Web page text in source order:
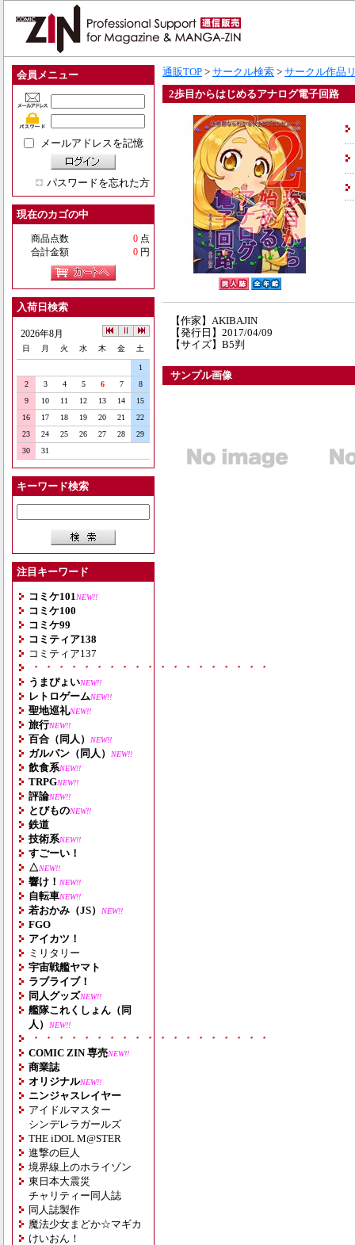
会員メニュー
メールアドレスを記憶
パスワードを忘れた方
現在のカゴの中
商品点数 0 点
合計金額
0 円
入荷日検索
2026年8月
日 月 火 水 木 金 土
1
2
3 4 5 6 7
8
9
10 11 12 13 14
15
16
17 18 19 20 21
22
23
24 25 26 27 28
29
30
31
キーワード検索
注目キーワード
コミケ101 NEW!!
コミケ100
コミケ99
コミティア138
コミティア137
・・・・・・・・・・・・・・・・・・・
うまぴょいNEW!!
レトロゲームNEW!!
聖地巡礼NEW!!
旅行NEW!!
百合（同人） NEW!!
ガルパン（同人） NEW!!
飲食系NEW!!
TRPGNEW!!
評論NEW!!
とびものNEW!!
鉄道
技術系NEW!!
すごーい！
△NEW!!
響け！ NEW!!
自転車NEW!!
若おかみ（JS） NEW!!
FGO
アイカツ！
ミリタリー
宇宙戦艦ヤマト
ラブライブ！
同人グッズNEW!!
艦隊これくしょん（同
人）
NEW!!
・・・・・・・・・・・・・・・・・・・
COMIC ZIN 専売NEW!!
商業誌
オリジナルNEW!!
ニンジャスレイヤー
アイドルマスター
シンデレラガールズ
THE iDOL M@STER
進撃の巨人
境界線上のホライゾン
東日本大震災
チャリティー同人誌
同人誌製作
魔法少女まどか☆マギカ
けいおん！
通販TOP > サークル検索 > サークル作品
2歩目からはじめるアナログ電子回路
【作家】AKIBAJIN
【発行日】2017/04/09
【サイズ】B5判
サンプル画像